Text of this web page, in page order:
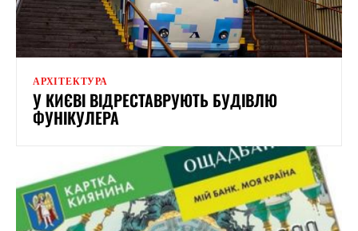
АРХІТЕКТУРА
У КИЄВІ ВІДРЕСТАВРУЮТЬ БУДІВЛЮ
ФУНІКУЛЕРА